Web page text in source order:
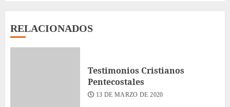
RELACIONADOS
Testimonios Cristianos
Pentecostales
13 DE MARZO DE 2020